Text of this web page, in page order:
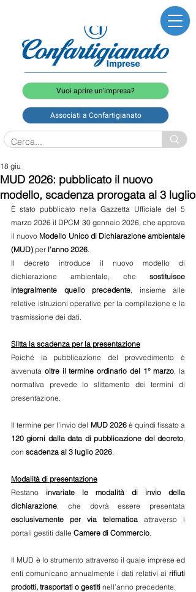
Vuoi aprire un'impresa?
Associati a Confartigianato
MUD 2026: pubblicato il nuovo
modello, scadenza prorogata al 3 luglio
18 giu
È stato pubblicato nella Gazzetta Ufficiale del 5
marzo 2026 il DPCM 30 gennaio 2026, che approva
il nuovo Modello Unico di Dichiarazione ambientale
(MUD) per l’anno 2026.
Il decreto introduce il nuovo modello di
dichiarazione ambientale, che sostituisce
integralmente quello precedente, insieme alle
relative istruzioni operative per la compilazione e la
trasmissione dei dati.
Slitta la scadenza per la presentazione
Poiché la pubblicazione del provvedimento è
avvenuta oltre il termine ordinario del 1° marzo, la
normativa prevede lo slittamento dei termini di
presentazione.
Il termine per l’invio del MUD 2026
120 giorni dalla data di pubblicazione del decreto,
con scadenza al 3 luglio 2026.
Modalità di presentazione
Restano invariate le modalità di invio della
dichiarazione
esclusivamente per via telematica attraverso i
portali gestiti dalle Camere di Commercio.
Il MUD è lo strumento attraverso il quale imprese ed
enti comunicano annualmente i dati relativi ai rifiuti
prodotti, trasportati o gestiti nell’anno precedente.